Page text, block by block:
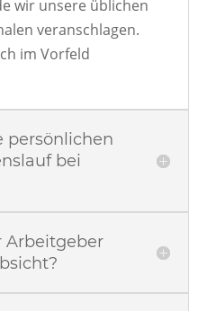
wir unsere üblichen
veranschlagen.
im Vorfeld
persönlichen
bei
Arbeitgeber